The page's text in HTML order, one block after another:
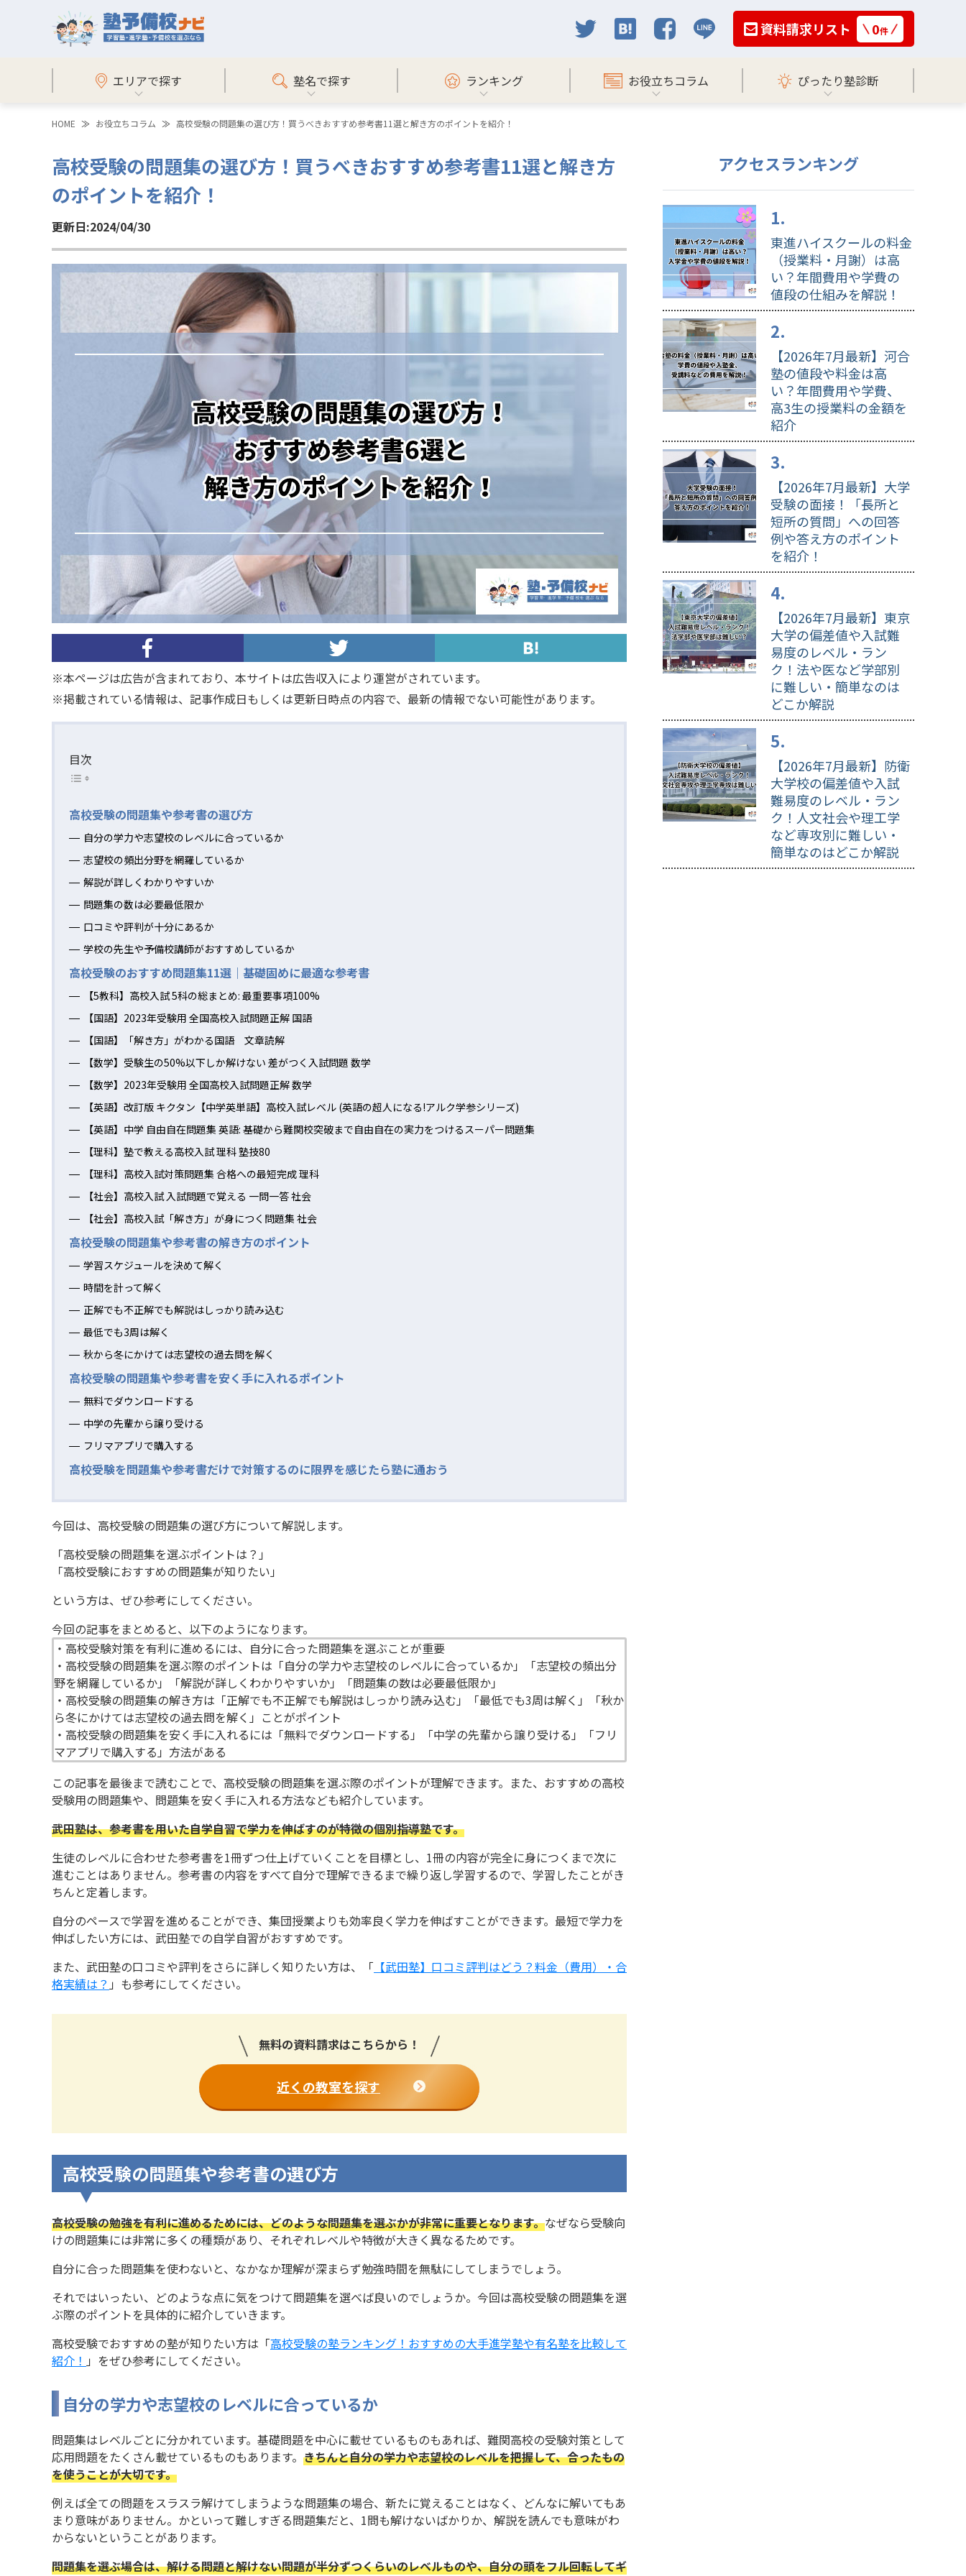
資料請求リスト 0件
エリアで探す 塾名で探す ランキング お役立ちコラム ぴったり塾診断
HOME お役立ちコラム 高校受験の問題集の選び方！買うべきおすすめ参考書11選と解き方のポイントを紹介！
高校受験の問題集の選び方！買うべきおすすめ参考書11選と解き方
のポイントを紹介！
更新日:2024/04/30
※本ページは広告が含まれており、本サイトは広告収入により運営がされています。
※掲載されている情報は、記事作成日もしくは更新日時点の内容で、最新の情報でない可能性があります。
目次
高校受験の問題集や参考書の選び方
自分の学力や志望校のレベルに合っているか
志望校の頻出分野を網羅しているか
解説が詳しくわかりやすいか
問題集の数は必要最低限か
口コミや評判が十分にあるか
学校の先生や予備校講師がおすすめしているか
高校受験のおすすめ問題集11選｜基礎固めに最適な参考書
【5教科】高校入試 5科の総まとめ: 最重要事項100%
【国語】2023年受験用 全国高校入試問題正解 国語
【国語】「解き方」がわかる国語 文章読解
【数学】受験生の50%以下しか解けない 差がつく入試問題 数学
【数学】2023年受験用 全国高校入試問題正解 数学
【英語】改訂版 キクタン【中学英単語】高校入試レベル (英語の超人になる!アルク学参シリーズ)
【英語】中学 自由自在問題集 英語: 基礎から難関校突破まで自由自在の実力をつけるスーパー問題集
【理科】塾で教える高校入試 理科 塾技80
【理科】高校入試対策問題集 合格への最短完成 理科
【社会】高校入試 入試問題で覚える 一問一答 社会
【社会】高校入試「解き方」が身につく問題集 社会
高校受験の問題集や参考書の解き方のポイント
学習スケジュールを決めて解く
時間を計って解く
正解でも不正解でも解説はしっかり読み込む
最低でも3周は解く
秋から冬にかけては志望校の過去問を解く
高校受験の問題集や参考書を安く手に入れるポイント
無料でダウンロードする
中学の先輩から譲り受ける
フリマアプリで購入する
高校受験を問題集や参考書だけで対策するのに限界を感じたら塾に通おう
今回は、高校受験の問題集の選び方について解説します。
「高校受験の問題集を選ぶポイントは？」
「高校受験におすすめの問題集が知りたい」
という方は、ぜひ参考にしてください。
今回の記事をまとめると、以下のようになります。
・高校受験対策を有利に進めるには、自分に合った問題集を選ぶことが重要
・高校受験の問題集を選ぶ際のポイントは「自分の学力や志望校のレベルに合っているか」「志望校の頻出分
野を網羅しているか」「解説が詳しくわかりやすいか」「問題集の数は必要最低限か」
・高校受験の問題集の解き方は「正解でも不正解でも解説はしっかり読み込む」「最低でも3周は解く」「秋か
ら冬にかけては志望校の過去問を解く」ことがポイント
・高校受験の問題集を安く手に入れるには「無料でダウンロードする」「中学の先輩から譲り受ける」「フリ
マアプリで購入する」方法がある
この記事を最後まで読むことで、高校受験の問題集を選ぶ際のポイントが理解できます。また、おすすめの高校
受験用の問題集や、問題集を安く手に入れる方法なども紹介しています。
武田塾は、参考書を用いた自学自習で学力を伸ばすのが特徴の個別指導塾です。
生徒のレベルに合わせた参考書を1冊ずつ仕上げていくことを目標とし、1冊の内容が完全に身につくまで次に
進むことはありません。参考書の内容をすべて自分で理解できるまで繰り返し学習するので、学習したことがき
ちんと定着します。
自分のペースで学習を進めることができ、集団授業よりも効率良く学力を伸ばすことができます。最短で学力を
伸ばしたい方には、武田塾での自学自習がおすすめです。
また、武田塾の口コミや評判をさらに詳しく知りたい方は、「 【武田塾】口コミ評判はどう？料金（費用）・合
格実績は？ 」も参考にしてください。
無料の資料請求はこちらから！
近くの教室を探す
高校受験の問題集や参考書の選び方
高校受験の勉強を有利に進めるためには、どのような問題集を選ぶかが非常に重要となります。なぜなら受験向
けの問題集には非常に多くの種類があり、それぞれレベルや特徴が大きく異なるためです。
自分に合った問題集を使わないと、なかなか理解が深まらず勉強時間を無駄にしてしまうでしょう。
それではいったい、どのような点に気をつけて問題集を選べば良いのでしょうか。今回は高校受験の問題集を選
ぶ際のポイントを具体的に紹介していきます。
高校受験でおすすめの塾が知りたい方は「高校受験の塾ランキング！おすすめの大手進学塾や有名塾を比較して
紹介！ 」をぜひ参考にしてください。
自分の学力や志望校のレベルに合っているか
問題集はレベルごとに分かれています。基礎問題を中心に載せているものもあれば、難関高校の受験対策として
応用問題をたくさん載せているものもあります。 きちんと自分の学力や志望校のレベルを把握して、合ったもの
を使うことが大切です。
例えば全ての問題をスラスラ解けてしまうような問題集の場合、新たに覚えることはなく、どんなに解いてもあ
まり意味がありません。かといって難しすぎる問題集だと、1問も解けないばかりか、解説を読んでも意味がわ
からないということがあります。
問題集を選ぶ場合は、解ける問題と解けない問題が半分ずつくらいのレベルものや、自分の頭をフル回転してギ
アクセスランキング
東進ハイスクールの料金
（授業料・月謝）は高
い？年間費用や学費の
値段の仕組みを解説！
【2026年7月最新】河合
塾の値段や料金は高
い？年間費用や学費、
高3生の授業料の金額を
紹介
【2026年7月最新】大学
受験の面接！「長所と
短所の質問」への回答
例や答え方のポイント
を紹介！
【2026年7月最新】東京
大学の偏差値や入試難
易度のレベル・ラン
ク！法や医など学部別
に難しい・簡単なのは
どこか解説
【2026年7月最新】防衛
大学校の偏差値や入試
難易度のレベル・ラン
ク！人文社会や理工学
など専攻別に難しい・
簡単なのはどこか解説